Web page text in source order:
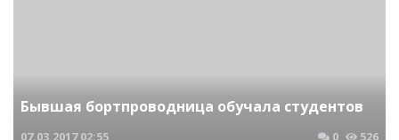
Бывшая бортпроводница обучала студентов
07.03.2017 02:55 0 526